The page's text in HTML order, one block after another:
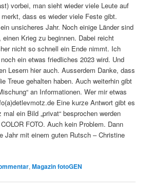
vorbei, man sieht wieder viele Leute auf
dass es wieder viele Feste gibt.
unsicheres Jahr. Noch einige Länder sind
Krieg zu beginnen. Dabei reicht
nicht so schnell ein Ende nimmt. Ich
ein etwas friedliches 2023 wird. Und
Lesern hier auch. Ausserdem Danke, dass
Treue gehalten haben. Auch weiterhin gibt
an Informationen. Wer mir etwas
Eine kurze Antwort gibt es
ein Bild „privat“ besprochen werden
FOTO. Auch kein Problem. Dann
Jahr mit einem guten Rutsch – Christine
,Magazin fotoGEN